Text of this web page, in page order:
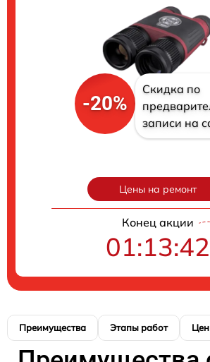
-20%
Скидка по
записи на
Цены на ремонт
Конец акции
01:13:41
Преимущества Этапы работ